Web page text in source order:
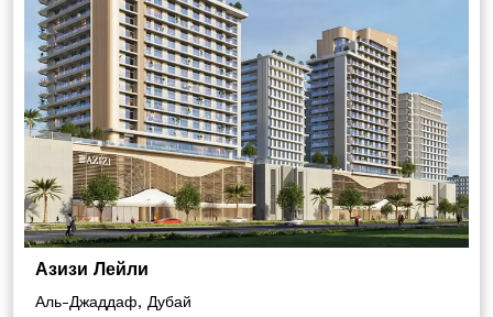
Азизи Лейли
Аль-Джаддаф, Дубай